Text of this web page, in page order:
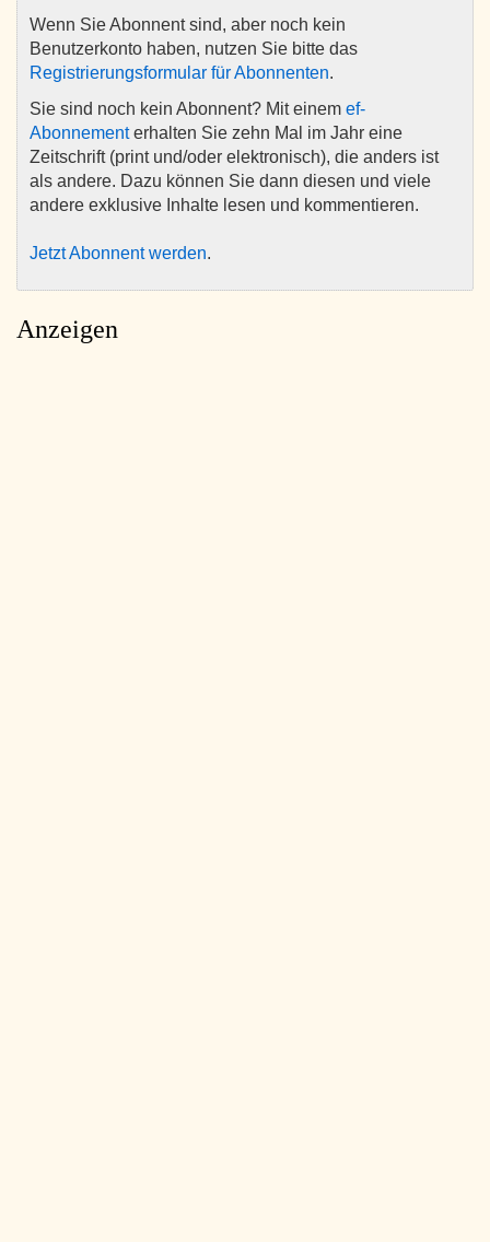
Wenn Sie Abonnent sind, aber noch kein
Benutzerkonto haben, nutzen Sie bitte das
Registrierungsformular für Abonnenten.
Sie sind noch kein Abonnent? Mit einem ef-
Abonnementerhalten Sie zehn Mal im Jahr eine
Zeitschrift (print und/oder elektronisch), die anders ist
als andere. Dazu können Sie dann diesen und viele
andere exklusive Inhalte lesen und kommentieren.
Jetzt Abonnent werden.
Anzeigen